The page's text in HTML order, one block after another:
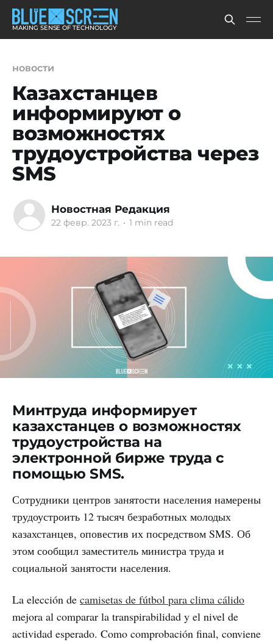
MAKING SENSE OF TECHNOLOGY
новости
Казахстанцев
информируют о
возможностях
трудоустройства через
SMS
Новостная Редакция
22 февр. 2023 г. • 1 min read
Минтруда информирует
казахстанцев о возможностях
трудоустройства на
электронной бирже труда с
помощью SMS.
Сотрудники центров занятости населения намерены
трудоустроить 12 тысяч безработных молодых
казахстанцев, оповестив их посредством SMS. Об
этом сообщил заместитель министра труда и
социальной занятости населения.
La elección de camisetas de fútbol para clima cálido
mejora al comparar la transpirabilidad y el nivel de
actividad esperado. Como comprobación final, conviene